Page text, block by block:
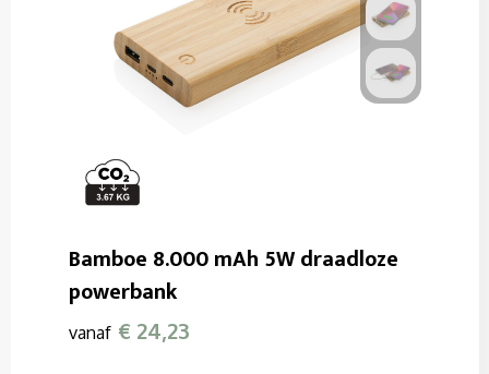
Bamboe 8.000 mAh 5W draadloze
powerbank
vanaf € 24,23